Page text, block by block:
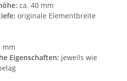
ca. 40 mm
originale Elementbreite
mm
Eigenschaften: jeweils wie